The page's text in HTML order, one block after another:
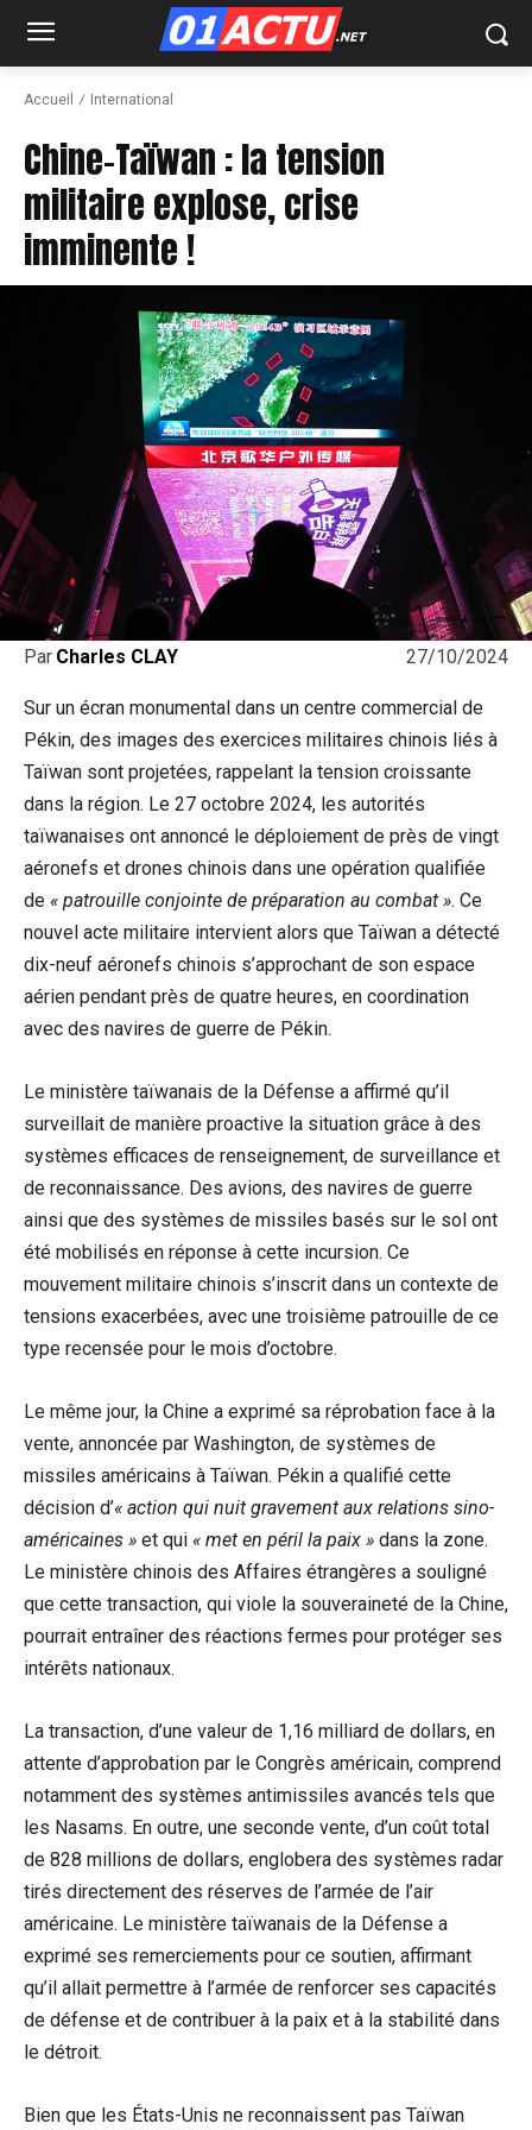
Accueil International
Chine-Taïwan : la tension
militaire explose, crise
imminente !
27/10/2024
Par Charles CLAY
Sur un écran monumental dans un centre commercial de
Pékin, des images des exercices militaires chinois liés à
Taïwan sont projetées, rappelant la tension croissante
dans la région. Le 27 octobre 2024, les autorités
taïwanaises ont annoncé le déploiement de près de vingt
aéronefs et drones chinois dans une opération qualifiée
de « patrouille conjointe de préparation au combat ». Ce
nouvel acte militaire intervient alors que Taïwan a détecté
dix-neuf aéronefs chinois s’approchant de son espace
aérien pendant près de quatre heures, en coordination
avec des navires de guerre de Pékin.
Le ministère taïwanais de la Défense a affirmé qu’il
surveillait de manière proactive la situation grâce à des
systèmes efficaces de renseignement, de surveillance et
de reconnaissance. Des avions, des navires de guerre
ainsi que des systèmes de missiles basés sur le sol ont
été mobilisés en réponse à cette incursion. Ce
mouvement militaire chinois s’inscrit dans un contexte de
tensions exacerbées, avec une troisième patrouille de ce
type recensée pour le mois d’octobre.
Le même jour, la Chine a exprimé sa réprobation face à la
vente, annoncée par Washington, de systèmes de
missiles américains à Taïwan. Pékin a qualifié cette
décision d’« action qui nuit gravement aux relations sino-
américaines » et qui « met en péril la paix » dans la zone.
Le ministère chinois des Affaires étrangères a souligné
que cette transaction, qui viole la souveraineté de la Chine,
pourrait entraîner des réactions fermes pour protéger ses
intérêts nationaux.
La transaction, d’une valeur de 1,16 milliard de dollars, en
attente d’approbation par le Congrès américain, comprend
notamment des systèmes antimissiles avancés tels que
les Nasams. En outre, une seconde vente, d’un coût total
de 828 millions de dollars, englobera des systèmes radar
tirés directement des réserves de l’armée de l’air
américaine. Le ministère taïwanais de la Défense a
exprimé ses remerciements pour ce soutien, affirmant
qu’il allait permettre à l’armée de renforcer ses capacités
de défense et de contribuer à la paix et à la stabilité dans
le détroit.
Bien que les États-Unis ne reconnaissent pas Taïwan